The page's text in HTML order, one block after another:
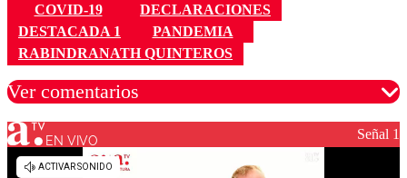
COVID-19
DECLARACIONES
DESTACADA 1
PANDEMIA
RABINDRANATH QUINTEROS
Ver comentarios
Los comentarios son moderados para garantizar un
diálogo respetuoso.
EN VIVO Señal 1